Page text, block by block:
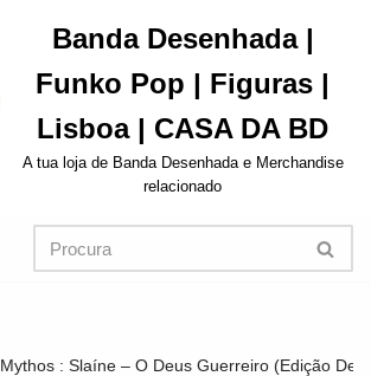
Banda Desenhada |
Funko Pop | Figuras |
Lisboa | CASA DA BD
A tua loja de Banda Desenhada e Merchandise
relacionado
Mythos : Slaíne – O Deus Guerreiro (Edição De